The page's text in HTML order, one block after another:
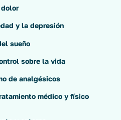
y la depresión
sueño
sobre la vida
de analgésicos
médico y físico